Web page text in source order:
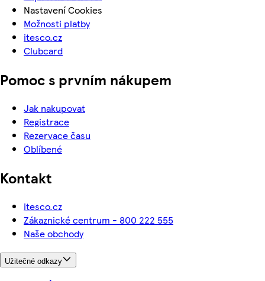
Nastavení Cookies
Možnosti platby
itesco.cz
Clubcard
Pomoc s prvním nákupem
Jak nakupovat
Registrace
Rezervace času
Oblíbené
Kontakt
itesco.cz
Zákaznické centrum - 800 222 555
Naše obchody
Užitečné odkazy